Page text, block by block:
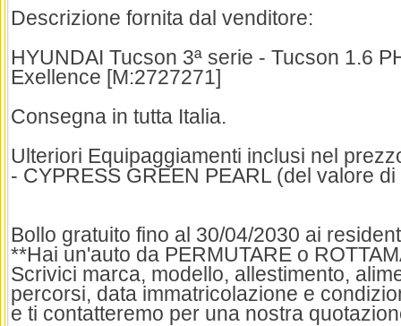
Descrizione fornita dal venditore:
HYUNDAI Tucson 3ª serie - Tucson 1.6
Exellence [M:2727271]
Consegna in tutta Italia.
Ulteriori Equipaggiamenti inclusi nel
- CYPRESS GREEN PEARL (del valore
Bollo gratuito fino al 30/04/2030 ai
**Hai un'auto da PERMUTARE o
Scrivici marca, modello, allestimento,
percorsi, data immatricolazione e
e ti contatteremo per una nostra